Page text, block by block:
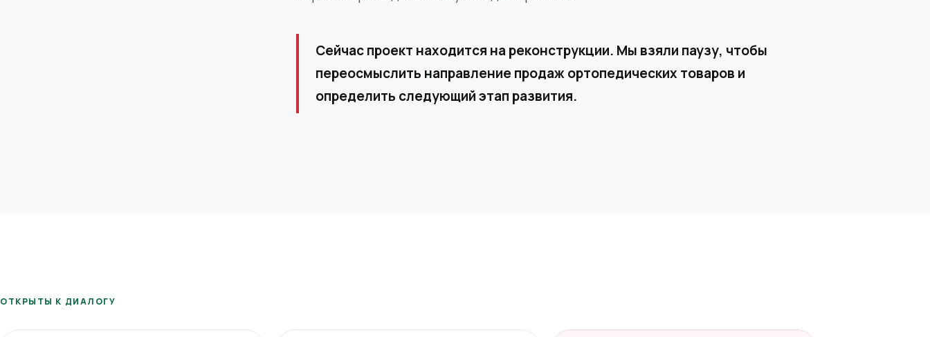
Сейчас проект находится на реконструкции. Мы взяли паузу, чтобы
переосмыслить направление продаж ортопедических товаров и
определить следующий этап развития.
ОТКРЫТЫ К ДИАЛОГУ